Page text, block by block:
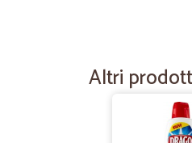
È la prima volta che usufruisco di
Merce imballata in modo accurato,
ammaccato. Ho ordinato anche
qualità. Io abito in una zona
la consegna a domicilio.Non ho dato
Altri